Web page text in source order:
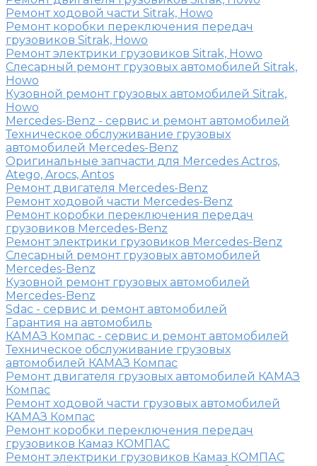
Ремонт ходовой части Sitrak, Howo
Ремонт коробки переключения передач
грузовиков Sitrak, Howo
Ремонт электрики грузовиков Sitrak, Howo
Слесарный ремонт грузовых автомобилей Sitrak,
Howo
Кузовной ремонт грузовых автомобилей Sitrak,
Howo
Mercedes-Benz - сервис и ремонт автомобилей
Техническое обслуживание грузовых
автомобилей Mercedes-Benz
Оригинальные запчасти для Mercedes Actros,
Atego, Arocs, Antos
Ремонт двигателя Mercedes-Benz
Ремонт ходовой части Mercedes-Benz
Ремонт коробки переключения передач
грузовиков Mercedes-Benz
Ремонт электрики грузовиков Mercedes-Benz
Слесарный ремонт грузовых автомобилей
Mercedes-Benz
Кузовной ремонт грузовых автомобилей
Mercedes-Benz
Sdac - сервис и ремонт автомобилей
Гарантия на автомобиль
КАМАЗ Компас - сервис и ремонт автомобилей
Техническое обслуживание грузовых
автомобилей КАМАЗ Компас
Ремонт двигателя грузовых автомобилей КАМАЗ
Компас
Ремонт ходовой части грузовых автомобилей
КАМАЗ Компас
Ремонт коробки переключения передач
грузовиков Камаз КОМПАС
Ремонт электрики грузовиков Камаз КОМПАС